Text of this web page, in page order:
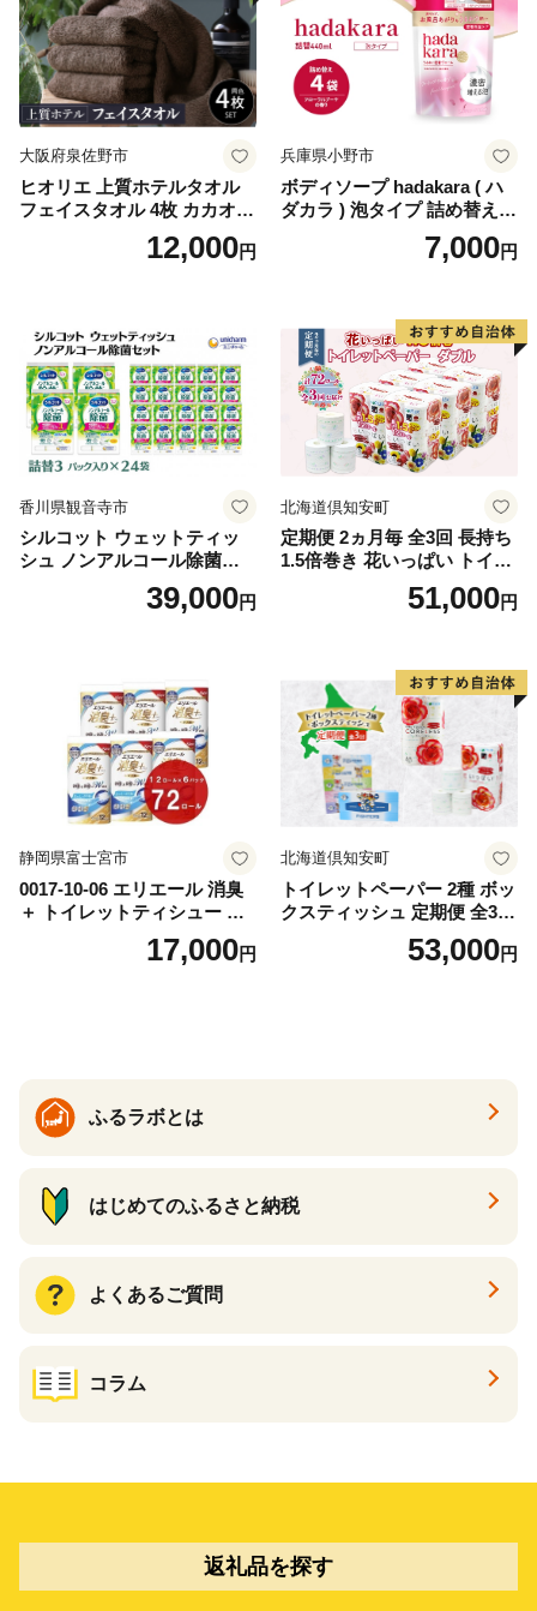
ペーパー ダブル といれっと
ぺーぱー トイレ クレシア ト
イレットペーパー [BDBH002
-1]
大阪府泉佐野市
ヒオリエ 上質ホテルタオル
フェイスタオル 4枚 カカオ
【タオル 泉州タオル 吸水 普
段使い 無地 シンプル 日用品
12,000円
兵庫県小野市
ボディソープ hadakara ( ハ
ダカラ ) 泡タイプ 詰め替え 4
40ml×4袋 ボディーソープ 泡
ボディソープ 泡 日用品 消耗
泡石鹸 石鹸 兵庫 兵庫県 小野
7,000円
香川県観音寺市
シルコット ウェットティッ
シュ ノンアルコール除菌詰
替（43枚×3P）×24袋 日用品
おもちゃ 拭き取り 手拭き 外
39,000円
北海道倶知安町
定期便 2ヵ月毎 全3回 長持ち
1.5倍巻き 花いっぱい トイレ
ットペーパー ダブル 45ｍ 計
72ロール 全18種 花柄 プリン
ー 消耗品 備蓄 送料無料 北海
道 倶知安町 日用品
51,000円
静岡県富士宮市
0017-10-06 エリエール 消臭
＋ トイレットティシュー し
っかり香るフレッシュクリア
の香り ダブル 12ロール×6パ
17,000円
北海道倶知安町
トイレットペーパー 2種 ボッ
クスティッシュ 定期便 全3
回 日本製 まとめ買い 防災
常備品 日用雑貨 消耗品 生活
53,000円
ふるラボとは
はじめてのふるさと納税
よくあるご質問
コラム
返礼品を探す